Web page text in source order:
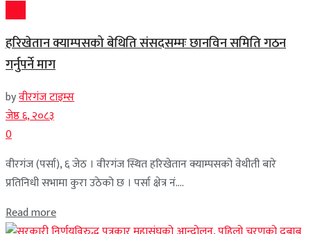
हरिखेतान क्याम्पसको बेथिति संसदसम्मः छानविन समिति गठन
गर्नुपर्ने माग
byवीरगंज टाइम्स
जेष्ठ ६, २०८३
0
वीरगंज (पर्सा), ६ जेठ । वीरगंज स्थित हरिखेतान क्याम्पसको वेथीती बारे
प्रतिनिधी सभामा कुरा उठेको छ । पर्सा क्षेत्र नं....
Read more